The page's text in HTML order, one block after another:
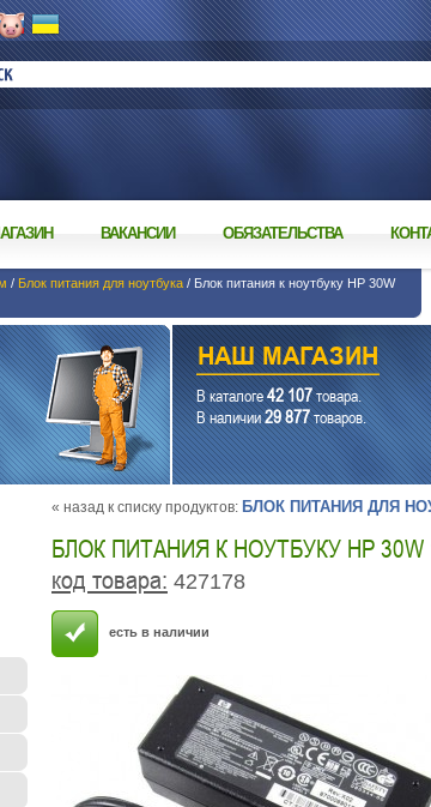
ВАКАНСИИ ОБЯЗАТЕЛЬСТВА
/ Блок питания для ноутбука / Блок питания к ноутбуку HP 30W
В каталоге42 107товара.
В наличии29 877товаров.
« назад к списку продуктов: БЛОК ПИТАНИЯ ДЛЯ
БЛОК ПИТАНИЯ К НОУТБУКУ HP 30W
код товара: 427178
есть в наличии